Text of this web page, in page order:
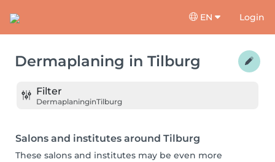
EN Login
Dermaplaning in Tilburg
Filter
DermaplaninginTilburg
Salons and institutes around Tilburg
These salons and institutes may be even more